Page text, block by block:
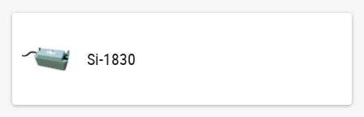
Si-1830